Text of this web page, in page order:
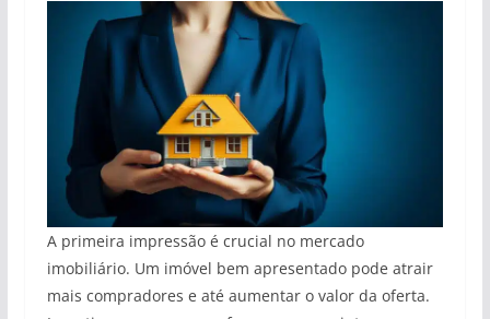
A primeira impressão é crucial no mercado
imobiliário. Um imóvel bem apresentado pode atrair
mais compradores e até aumentar o valor da oferta.